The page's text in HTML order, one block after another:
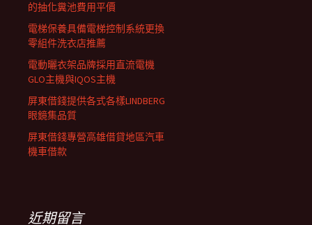
的抽化糞池費用平價
電梯保養具備電梯控制系統更換
零組件洗衣店推薦
電動曬衣架品牌採用直流電機
GLO主機與IQOS主機
屏東借錢提供各式各樣LINDBERG
眼鏡集品質
屏東借錢專營高雄借貸地區汽車
機車借款
近期留言